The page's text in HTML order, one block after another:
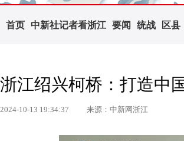
首页 中新社记者看浙江 要闻 统战 区县
浙江绍兴柯桥：打造中
2024-10-13 19:34:37 来源：中新网浙江